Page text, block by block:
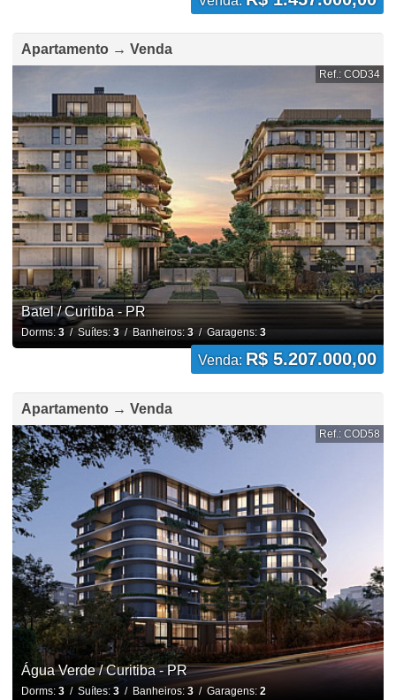
Apartamento → Venda
Ref.: COD34
Batel / Curitiba - PR
Dorms: 3/ Suítes: 3/ Banheiros: 3/ Garagens: 3
Venda: R$ 5.207.000,00
Apartamento → Venda
Ref.: COD58
Água Verde / Curitiba - PR
Dorms: 3/ Suítes: 3/ Banheiros: 3/ Garagens: 2